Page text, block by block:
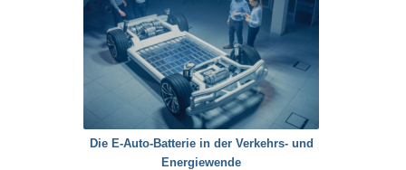
Die E-Auto-Batterie in der Verkehrs- und
Energiewende